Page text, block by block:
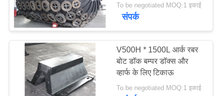
To be negotiated MOQ:1 इकाई
संपर्क
V500H * 1500L आर्क रबर
बोट डॉक बम्पर डॉक्स और
व्हार्फ के लिए टिकाऊ
To be negotiated MOQ:1 इकाई